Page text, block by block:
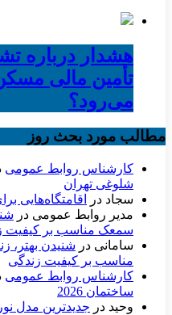
هشدار درباره
تأمین مالی
می‌رود؟
مطالب مورد بحث روز
کارشناس روابط عمومی
شلوغی تهران
سجاد در
اقامتگاه‌هایی
مدیر روابط عمومی در
سمعک مناسب بر کیفیت
سامانی در شنیدن بهتر،
مناسب بر کیفیت زندگی
کارشناس روابط عمومی
ساختمان 2026
وحید در جدیدترین مدل